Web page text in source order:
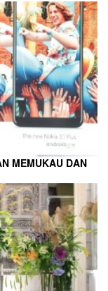
MEMUKAU DAN